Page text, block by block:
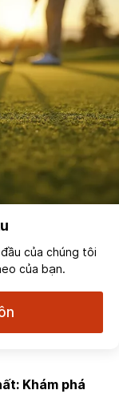
của chúng tôi
của bạn.
Khám phá